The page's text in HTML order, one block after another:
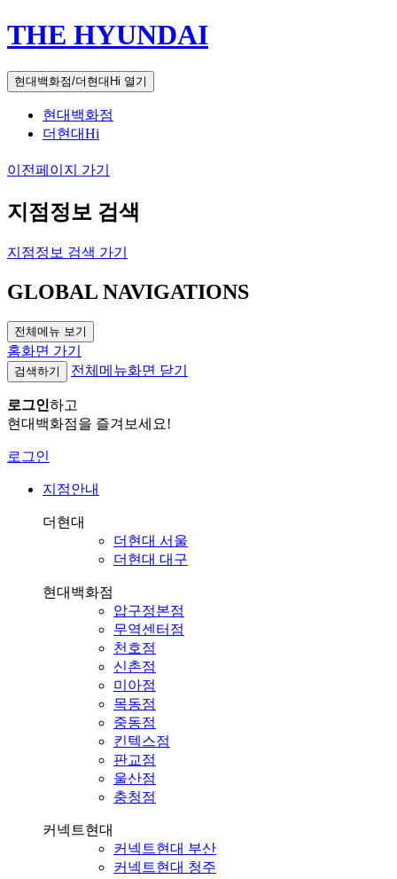
THE HYUNDAI
현대백화점/더현대Hi 열기
현대백화점
더현대Hi
이전페이지 가기
지점정보 검색
지점정보 검색 가기
GLOBAL NAVIGATIONS
전체메뉴 보기
홈화면 가기
검색하기 전체메뉴화면 닫기
로그인하고
현대백화점을 즐겨보세요!
로그인
지점안내
더현대
더현대 서울
더현대 대구
현대백화점
압구정본점
무역센터점
천호점
신촌점
미아점
목동점
중동점
킨텍스점
판교점
울산점
충청점
커넥트현대
커넥트현대 부산
커넥트현대 청주